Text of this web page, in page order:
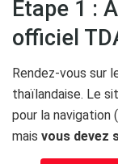
Étape 1 :
officiel
Rendez-vous sur
thaïlandaise. Le
pour la navigation
mais vous devez